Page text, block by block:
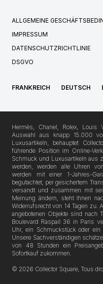
ALLGEMEINE
IMPRESSUM
DATENSCHUTZRICHTLINIE
DSGVO
FRANKREICH DEUTSCH
Hermès, Chanel, Rolex, Louis
Auswahl aus knapp 15.000
Luxusartikeln, behauptet
führende Position im Online-
Schmuck und Luxusartikeln aus
werden, werden alle Uhren
werden mit einer 1-Jahres-
begutachtet, per gesichertem
versandt und zusammen mit
Meinung ändern, steht Ihnen
Widerrufsrecht von 14 Tagen zu.
angebotenen Objekte sind nach
Boulevard Raspail 36 in Paris
Uhr, ein Schmuckstück oder ein
Unsere Sachverständigen
von 48 Stunden ein
Sofortkauf zukommen.
© 2026 Collector Square, Tous